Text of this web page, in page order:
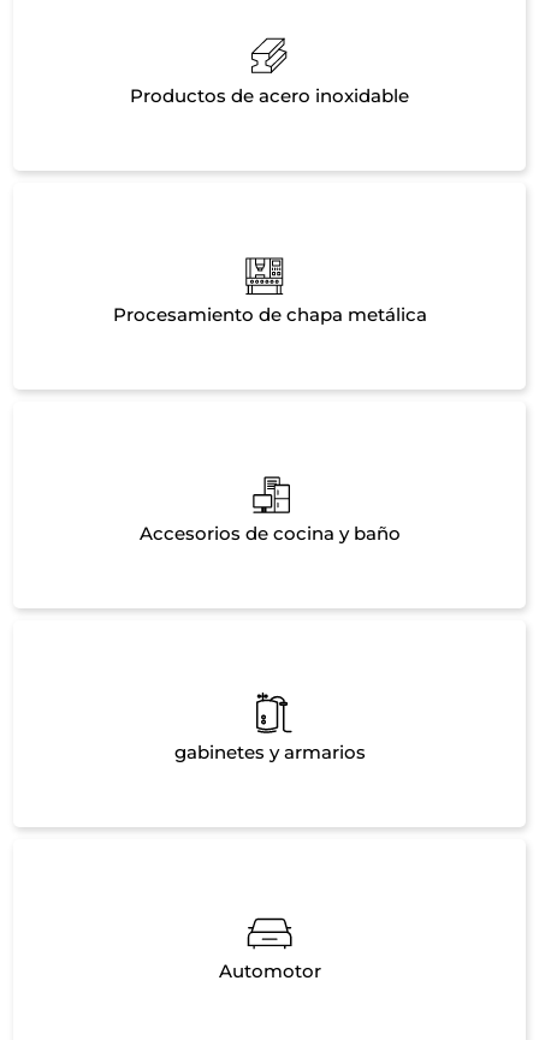
Productos de acero inoxidable
Procesamiento de chapa metálica
Accesorios de cocina y baño
gabinetes y armarios
Automotor